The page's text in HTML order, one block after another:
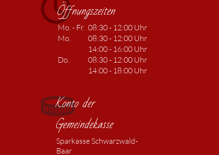
Öffnungszeiten
Mo. - Fr. 08:30 - 12:00 Uhr
Mo.
08:30 - 12:00 Uhr
14:00 - 16:00 Uhr
Do.
08:30 - 12:00 Uhr
14:00 - 18:00 Uhr
Konto der
Gemeindekasse
Sparkasse Schwarzwald-
Baar